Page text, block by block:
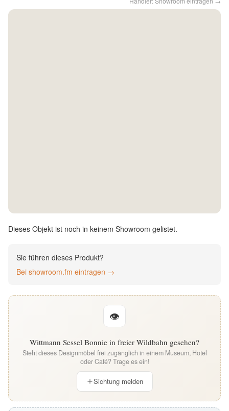
Deutsch
Dieses Objekt ist noch in keinem Showroom gelistet.
Sie führen dieses Produkt?
Bei showroom.fm eintragen →
👁
Wittmann Sessel Bonnie in freier Wildbahn gesehen?
Steht dieses Designmöbel frei zugänglich in einem Museum, Hotel
oder Café? Trage es ein!
Sichtung melden